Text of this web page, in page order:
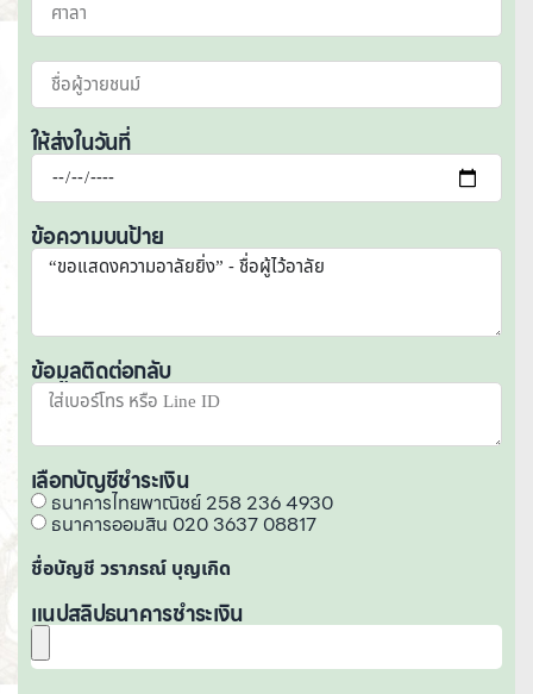
ให้ส่งในวันที่
ข้อความบนป้าย
ข้อมูลติดต่อกลับ
เลือกบัญชีชำระเงิน
ธนาคารไทยพาณิชย์ 258 236 4930
ธนาคารออมสิน 020 3637 08817
ชื่อบัญชี วราภรณ์ บุญเกิด
แนปสลิปธนาคารชำระเงิน